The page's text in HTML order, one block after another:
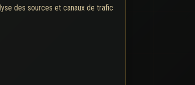
des sources et canaux de trafic